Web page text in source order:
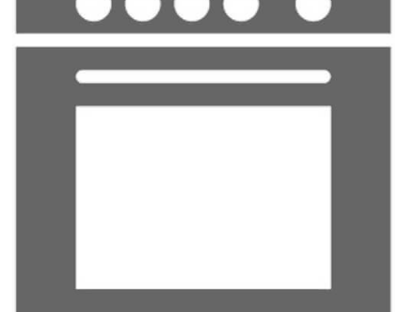
Sonderzeichen)